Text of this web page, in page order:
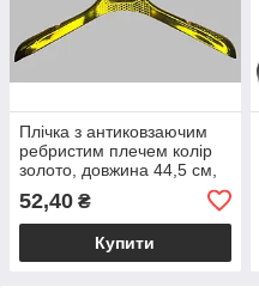
Плічка з антиковзаючим
ребристим плечем колір
золото, довжина 44,5 см,
52,40 ₴
Купити